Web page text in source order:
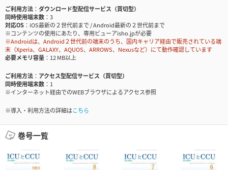
ご利用方法
ダウンロード型配信サービス（買切型）
同時使用端末数
3
対応OS
iOS最新の２世代前まで / Android最新の２世代前まで
※コンテンツの使用にあたり、専用ビューアisho.jpが必要
※Androidは、Android２世代前の端末のうち、国内キャリア経由で販売されている端
末（Xperia、GALAXY、AQUOS、ARROWS、Nexusなど）にて動作確認しています
必要メモリ容量
12 MB以上
ご利用方法
アクセス型配信サービス（買切型）
同時使用端末数
1
※インターネット経由でのWEBブラウザによるアクセス参照
※導入・利用方法の詳細はこちら
巻号一覧